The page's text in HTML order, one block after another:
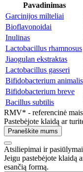
Pavadinimas
Garcinijos milteliai
Bioflavonoidai
Inulinas
Lactobacillus rhamnosus
Jiaogulan ekstraktas
Lactobacillus gasseri
Bifidobacterium animalis
Bifidobacterium breve
Bacillus subtilis
RMV* - referencinė
Pastebėjote klaidą ar
Praneškite mums
Atsiliepimai ir pasiūlymai
Jeigu pastebėjote klaidą
esančią formą.